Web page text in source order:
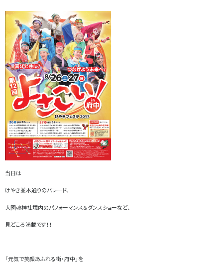
当日は
けやき並木通りのパレード、
大國魂神社境内のパフォーマンス＆ダンスショーなど、
見どころ満載です！！
「元気で笑顔あふれる街・府中」を